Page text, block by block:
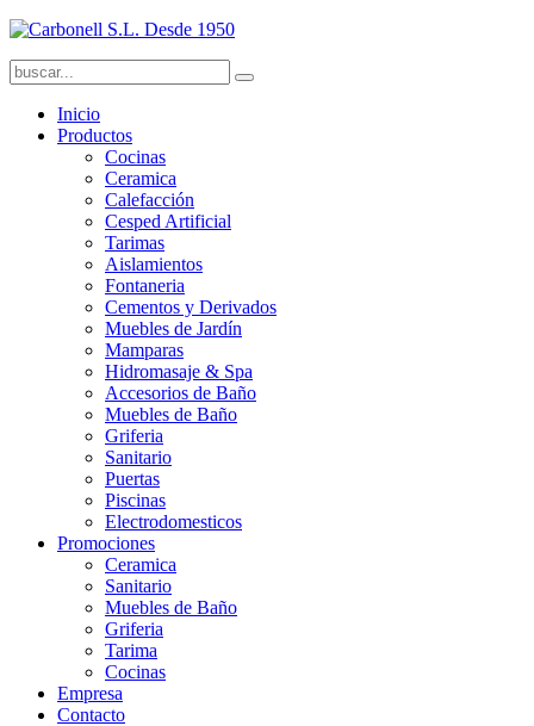
Inicio
Productos
Cocinas
Ceramica
Calefacción
Cesped Artificial
Tarimas
Aislamientos
Fontaneria
Cementos y Derivados
Muebles de Jardín
Mamparas
Hidromasaje & Spa
Accesorios de Baño
Muebles de Baño
Griferia
Sanitario
Puertas
Piscinas
Electrodomesticos
Promociones
Ceramica
Sanitario
Muebles de Baño
Griferia
Tarima
Cocinas
Empresa
Contacto